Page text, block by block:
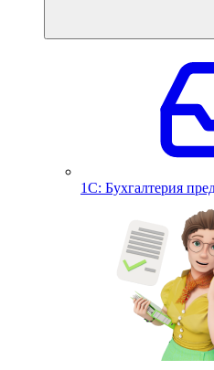
1С: Бухгалтерия